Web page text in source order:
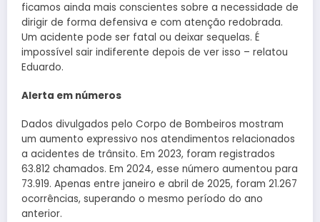
ficamos ainda mais conscientes sobre a necessidade de
dirigir de forma defensiva e com atenção redobrada.
Um acidente pode ser fatal ou deixar sequelas. É
impossível sair indiferente depois de ver isso – relatou
Eduardo.
Alerta em números
Dados divulgados pelo Corpo de Bombeiros mostram
um aumento expressivo nos atendimentos relacionados
a acidentes de trânsito. Em 2023, foram registrados
63.812 chamados. Em 2024, esse número aumentou para
73.919. Apenas entre janeiro e abril de 2025, foram 21.267
ocorrências, superando o mesmo período do ano
anterior.